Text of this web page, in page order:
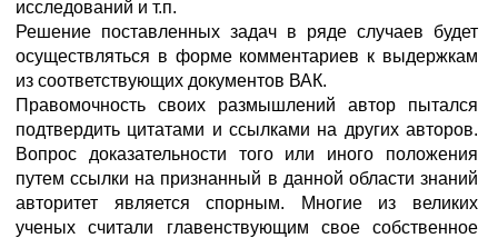
исследований и т.п.
Решение поставленных задач в ряде случаев будет
осуществляться в форме комментариев к выдержкам
из соответствующих документов ВАК.
Правомочность своих размышлений автор пытался
подтвердить цитатами и ссылками на других авторов.
Вопрос доказательности того или иного положения
путем ссылки на признанный в данной области знаний
авторитет является спорным. Многие из великих
ученых считали главенствующим свое собственное